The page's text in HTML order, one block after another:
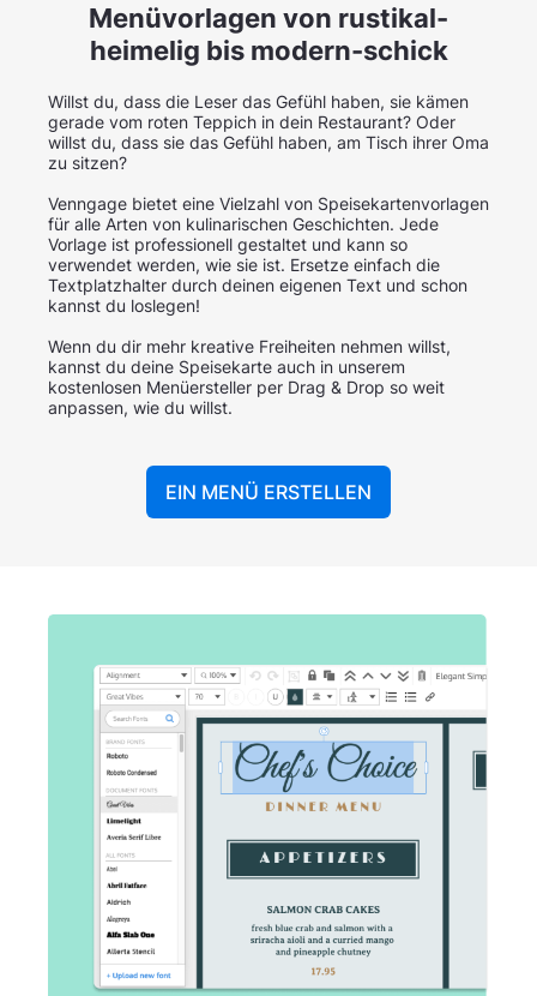
Menüvorlagen von rustikal-
heimelig bis modern-schick
Willst du, dass die Leser das Gefühl haben, sie kämen
gerade vom roten Teppich in dein Restaurant? Oder
willst du, dass sie das Gefühl haben, am Tisch ihrer Oma
zu sitzen?
Venngage bietet eine Vielzahl von Speisekartenvorlagen
für alle Arten von kulinarischen Geschichten. Jede
Vorlage ist professionell gestaltet und kann so
verwendet werden, wie sie ist. Ersetze einfach die
Textplatzhalter durch deinen eigenen Text und schon
kannst du loslegen!
Wenn du dir mehr kreative Freiheiten nehmen willst,
kannst du deine Speisekarte auch in unserem
kostenlosen Menüersteller per Drag & Drop so weit
anpassen, wie du willst.
EIN MENÜ ERSTELLEN